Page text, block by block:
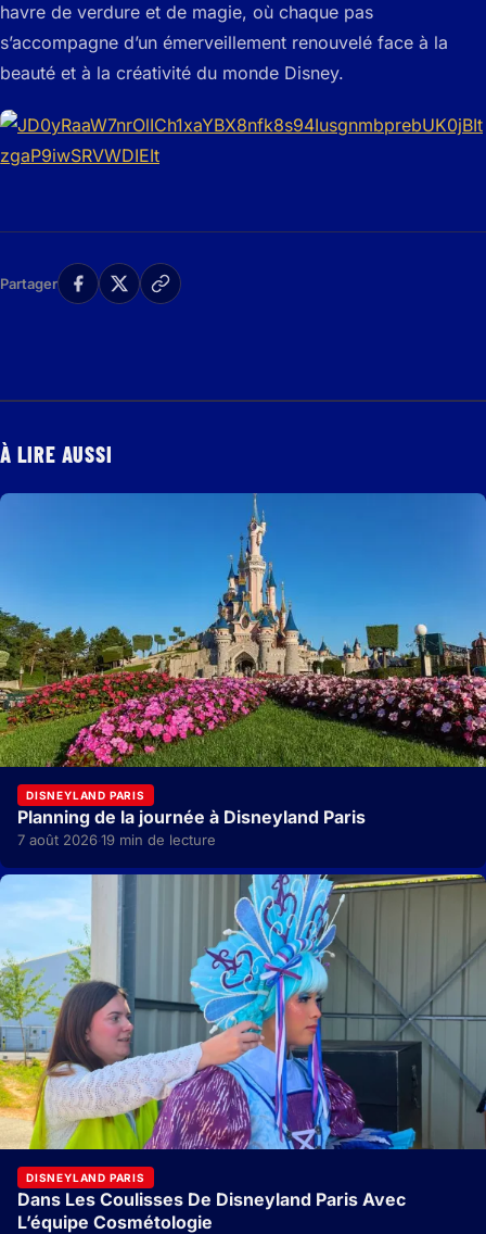
havre de verdure et de magie, où chaque pas
s’accompagne d’un émerveillement renouvelé face à la
beauté et à la créativité du monde Disney.
Partager
À LIRE AUSSI
DISNEYLAND PARIS
Planning de la journée à Disneyland Paris
7 août 2026·19 min de lecture
DISNEYLAND PARIS
Dans Les Coulisses De Disneyland Paris Avec
L’équipe Cosmétologie